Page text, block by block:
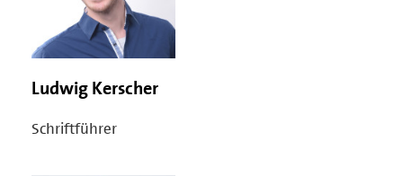
Ludwig Kerscher
Schriftführer